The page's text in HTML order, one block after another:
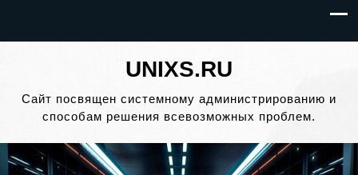
UNIXS.RU
Сайт посвящен системному администрированию и
способам решения всевозможных проблем.